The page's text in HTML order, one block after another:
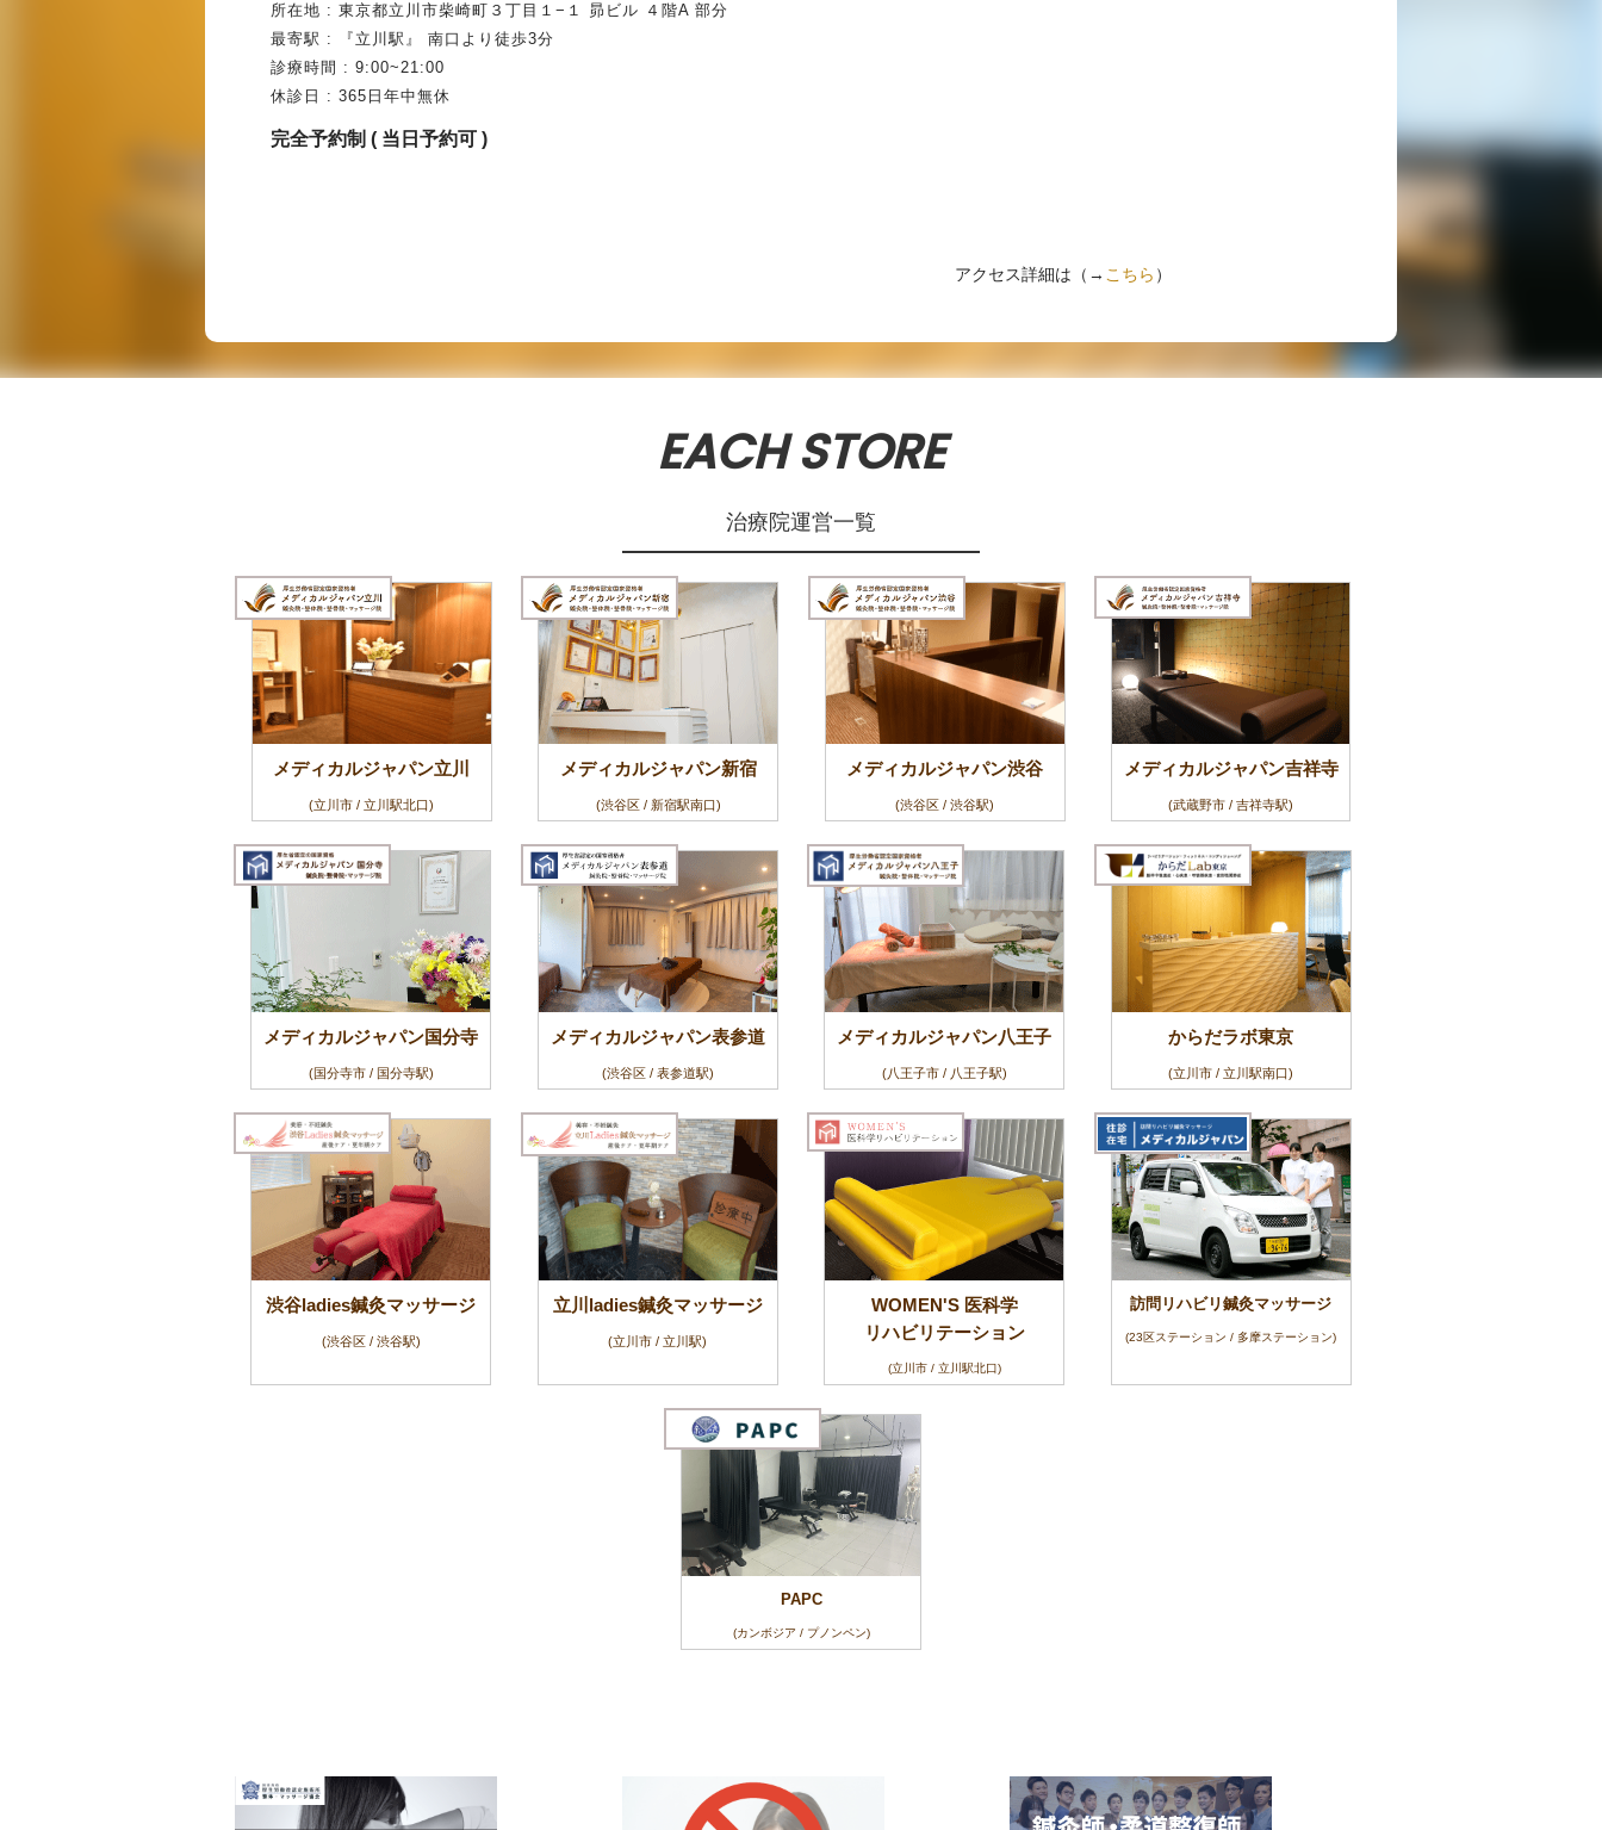
所在地 : 東京都立川市柴崎町３丁目１−１ 昴ビル ４階A 部分
最寄駅 : 『立川駅』 南口より徒歩3分
診療時間 : 9:00~21:00
休診日 : 365日年中無休
完全予約制 ( 当日予約可 )
アクセス詳細は（→ こちら ）
EACH STORE
治療院運営一覧
メディカルジャパン立川
(立川市 / 立川駅北口)
メディカルジャパン新宿
(渋谷区 / 新宿駅南口)
メディカルジャパン渋谷
(渋谷区 / 渋谷駅)
メディカルジャパン吉祥寺
(武蔵野市 / 吉祥寺駅)
メディカルジャパン国分寺
(国分寺市 / 国分寺駅)
メディカルジャパン表参道
(渋谷区 / 表参道駅)
メディカルジャパン八王子
(八王子市 / 八王子駅)
からだラボ東京
(立川市 / 立川駅南口)
渋谷ladies鍼灸マッサージ
(渋谷区 / 渋谷駅)
立川ladies鍼灸マッサージ
(立川市 / 立川駅)
WOMEN'S 医科学
リハビリテーション
(立川市 / 立川駅北口)
訪問リハビリ鍼灸マッサージ
(23区ステーション / 多摩ステーション)
PAPC
(カンボジア / プノンペン)